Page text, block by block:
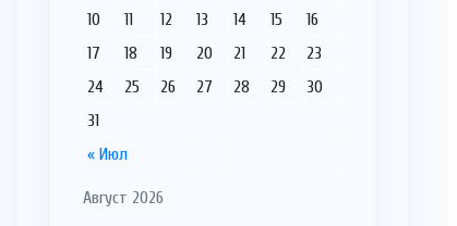
Август 2026
« Июл
10
11 12 13 14 15
16
17
18 19 20 21 22
23
24
25 26 27 28 29
30
31